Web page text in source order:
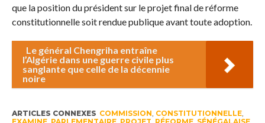
que la position du président sur le projet final de réforme
constitutionnelle soit rendue publique avant toute adoption.
Le général Chengriha entraîne
l’Algérie dans une guerre civile plus
sanglante que celle de la décennie
noire
ARTICLES CONNEXES COMMISSION, CONSTITUTIONNELLE,